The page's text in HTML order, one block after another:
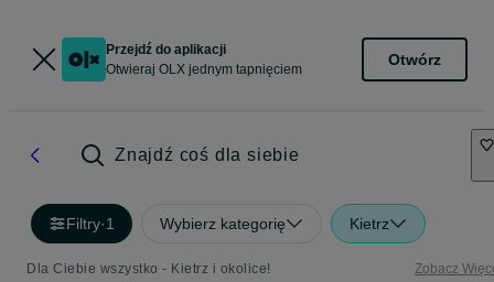
Przejdź do aplikacji
Otwieraj OLX jednym tapnięciem
Otwórz
Znajdź coś dla siebie
Filtry·1 Wybierz kategorię Kietrz
Dla Ciebie wszystko - Kietrz i okolice! Zobacz